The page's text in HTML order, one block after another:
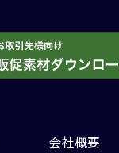
会社概要